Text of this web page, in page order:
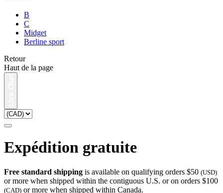
B
C
Midget
Berline sport
Retour
Haut de la page
Expédition gratuite
Free standard shipping is available on qualifying orders $50 (USD)
or more when shipped within the contiguous U.S. or on orders $100
(CAD) or more when shipped within Canada.